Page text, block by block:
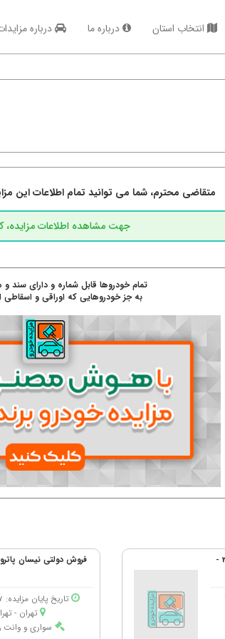
انتخاب استان درباره ما درباره
متقاضی محترم، شما می توانید تمام اطلاعات این
تمام خودروها قابل شماره و دارای سند
به جز خودروهایی که اوراقی و اسقاطی
فروش دولتی ام وی ام نیو ایکس 33 -
فروش دولتی نیسان پاترول
تاریخ پایان مزایده: 1405/05/27
تهران -
سواری و وانت